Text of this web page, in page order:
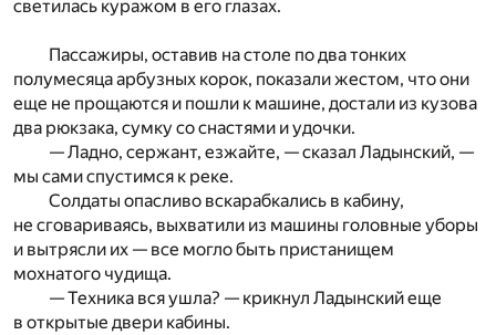
светилась куражом в его глазах.
Пассажиры, оставив на столе по два тонких
полумесяца арбузных корок, показали жестом, что они
еще не прощаются и пошли к машине, достали из кузова
два рюкзака, сумку со снастями и удочки.
— Ладно, сержант, езжайте, — сказал Ладынский, —
мы сами спустимся к реке.
Солдаты опасливо вскарабкались в кабину,
не сговариваясь, выхватили из машины головные уборы
и вытрясли их — все могло быть пристанищем
мохнатого чудища.
— Техника вся ушла? — крикнул Ладынский еще
в открытые двери кабины.